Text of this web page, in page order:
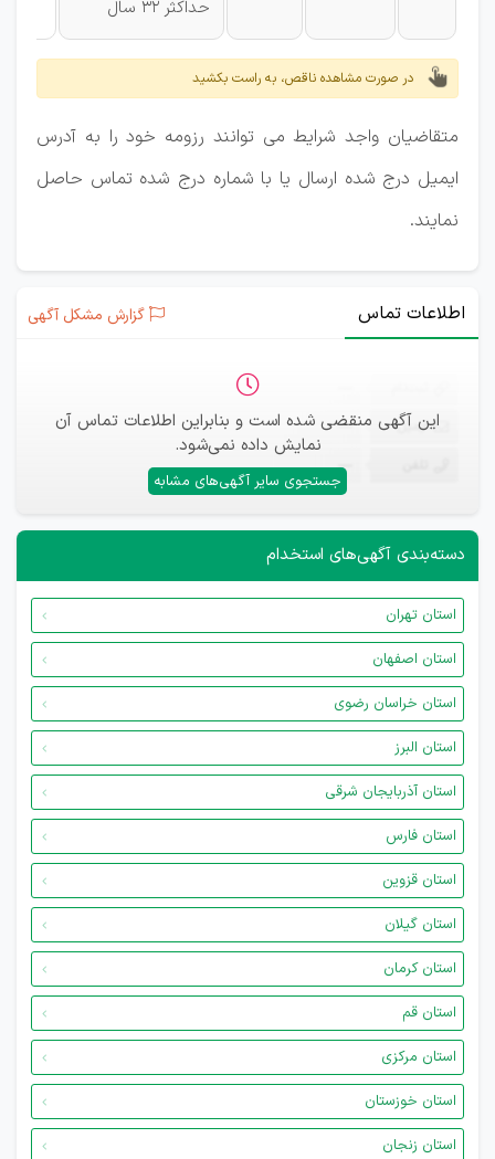
حداکثر 32 سال
در صورت مشاهده ناقص، به راست بکشید
متقاضیان واجد شرایط می توانند رزومه خود را به آدرس
ایمیل درج شده ارسال یا با شماره درج شده تماس حاصل
نمایند.
اطلاعات تماس گزارش مشکل آگهی
این آگهی منقضی شده است و بنابراین اطلاعات تماس آن
نمایش داده نمی‌شود.
جستجوی سایر آگهی‌های مشابه
ایمیل —
—
دسته‌بندی آگهی‌های استخدام
استان تهران
استان اصفهان
استان خراسان رضوی
استان البرز
استان آذربایجان شرقی
استان فارس
استان قزوین
استان گیلان
استان کرمان
استان قم
استان مرکزی
استان خوزستان
استان زنجان